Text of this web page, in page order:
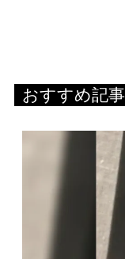
おすすめ記事